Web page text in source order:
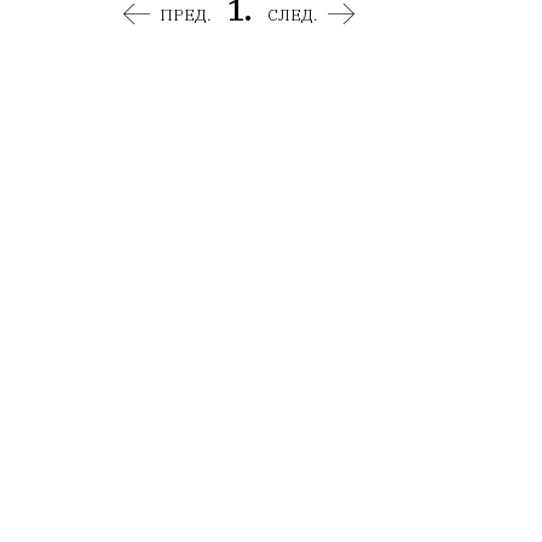
ПРЕД. 1. СЛЕД.